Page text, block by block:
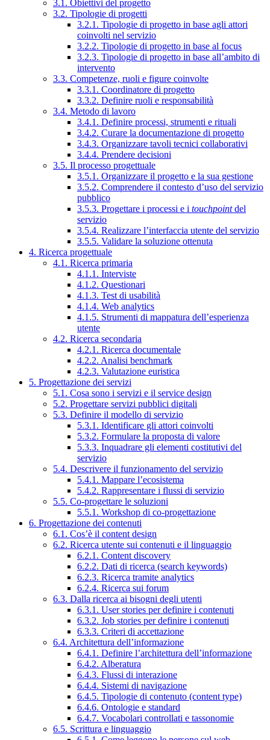
3.1. Obiettivi del progetto
3.2. Tipologie di progetti
3.2.1. Tipologie di progetto in base agli attori
coinvolti nel servizio
3.2.2. Tipologie di progetto in base al focus
3.2.3. Tipologie di progetto in base all’ambito di
intervento
3.3. Competenze, ruoli e figure coinvolte
3.3.1. Coordinatore di progetto
3.3.2. Definire ruoli e responsabilità
3.4. Metodo di lavoro
3.4.1. Definire processi, strumenti e rituali
3.4.2. Curare la documentazione di progetto
3.4.3. Organizzare tavoli tecnici collaborativi
3.4.4. Prendere decisioni
3.5. Il processo progettuale
3.5.1. Organizzare il progetto e la sua gestione
3.5.2. Comprendere il contesto d’uso del servizio
pubblico
3.5.3. Progettare i processi e i touchpointdel
servizio
3.5.4. Realizzare l’interfaccia utente del servizio
3.5.5. Validare la soluzione ottenuta
4. Ricerca progettuale
4.1. Ricerca primaria
4.1.1. Interviste
4.1.2. Questionari
4.1.3. Test di usabilità
4.1.4. Web analytics
4.1.5. Strumenti di mappatura dell’esperienza
utente
4.2. Ricerca secondaria
4.2.1. Ricerca documentale
4.2.2. Analisi benchmark
4.2.3. Valutazione euristica
5. Progettazione dei servizi
5.1. Cosa sono i servizi e il service design
5.2. Progettare servizi pubblici digitali
5.3. Definire il modello di servizio
5.3.1. Identificare gli attori coinvolti
5.3.2. Formulare la proposta di valore
5.3.3. Inquadrare gli elementi costitutivi del
servizio
5.4. Descrivere il funzionamento del servizio
5.4.1. Mappare l’ecosistema
5.4.2. Rappresentare i flussi di servizio
5.5. Co-progettare le soluzioni
5.5.1. Workshop di co-progettazione
6. Progettazione dei contenuti
6.1. Cos’è il content design
6.2. Ricerca utente sui contenuti e il linguaggio
6.2.1. Content discovery
6.2.2. Dati di ricerca (search keywords)
6.2.3. Ricerca tramite analytics
6.2.4. Ricerca sui forum
6.3. Dalla ricerca ai bisogni degli utenti
6.3.1. User stories per definire i contenuti
6.3.2. Job stories per definire i contenuti
6.3.3. Criteri di accettazione
6.4. Architettura dell’informazione
6.4.1. Definire l’architettura dell’informazione
6.4.2. Alberatura
6.4.3. Flussi di interazione
6.4.4. Sistemi di navigazione
6.4.5. Tipologie di contenuto (content type)
6.4.6. Ontologie e standard
6.4.7. Vocabolari controllati e tassonomie
6.5. Scrittura e linguaggio